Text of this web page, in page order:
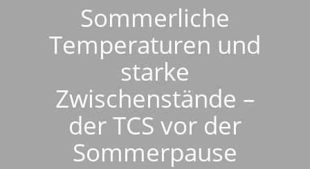
Sommerliche
Temperaturen und
starke
Zwischenstände –
der TCS vor der
Sommerpause